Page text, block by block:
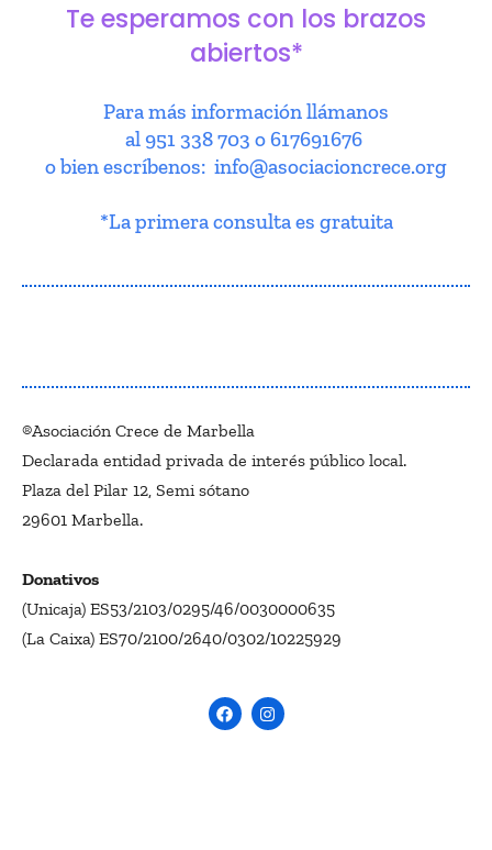
Te esperamos con los brazos
abiertos*
Para más información llámanos
al 951 338 703 o 617691676
o bien escríbenos: info@asociacioncrece.org
*La primera consulta es gratuita
®Asociación Crece de Marbella
Declarada entidad privada de interés público local.
Plaza del Pilar 12, Semi sótano
29601 Marbella.
Donativos
(Unicaja) ES53/2103/0295/46/0030000635
(La Caixa) ES70/2100/2640/0302/10225929